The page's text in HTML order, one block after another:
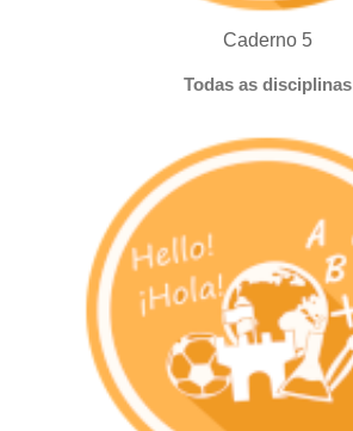
Caderno 5
Todas as disciplinas